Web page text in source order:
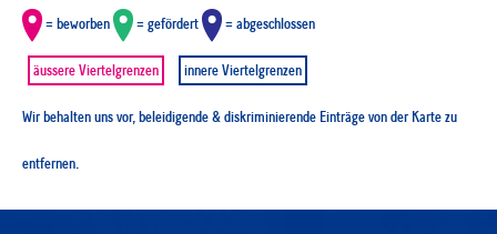
= beworben = gefördert = abgeschlossen
äussere Viertelgrenzen innere Viertelgrenzen
Wir behalten uns vor, beleidigende & diskriminierende Einträge von der Karte zu
entfernen.